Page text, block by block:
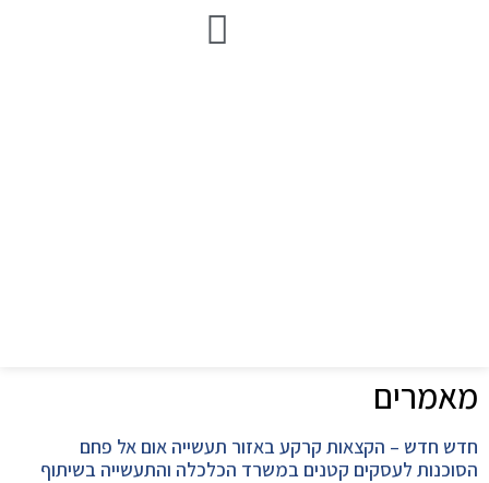
מאמרים
חדש חדש – הקצאות קרקע באזור תעשייה אום אל פחם
הסוכנות לעסקים קטנים במשרד הכלכלה והתעשייה בשיתוף